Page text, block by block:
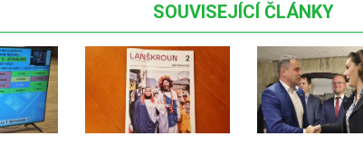
SOUVISEJÍCÍ ČLÁNKY